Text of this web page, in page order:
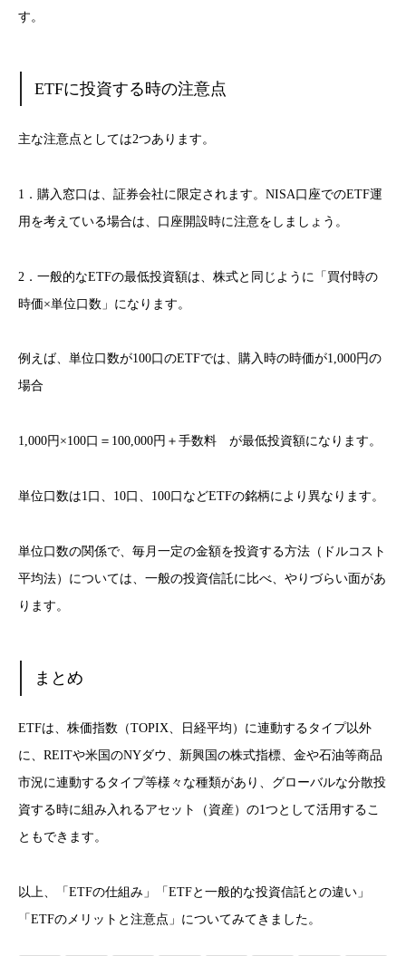
す。
ETFに投資する時の注意点
主な注意点としては2つあります。
1．購入窓口は、証券会社に限定されます。NISA口座でのETF運
用を考えている場合は、口座開設時に注意をしましょう。
2．一般的なETFの最低投資額は、株式と同じように「買付時の
時価×単位口数」になります。
例えば、単位口数が100口のETFでは、購入時の時価が1,000円の
場合
1,000円×100口＝100,000円＋手数料 が最低投資額になります。
単位口数は1口、10口、100口などETFの銘柄により異なります。
単位口数の関係で、毎月一定の金額を投資する方法（ドルコスト
平均法）については、一般の投資信託に比べ、やりづらい面があ
ります。
まとめ
ETFは、株価指数（TOPIX、日経平均）に連動するタイプ以外
に、REITや米国のNYダウ、新興国の株式指標、金や石油等商品
市況に連動するタイプ等様々な種類があり、グローバルな分散投
資する時に組み入れるアセット（資産）の1つとして活用するこ
ともできます。
以上、「ETFの仕組み」「ETFと一般的な投資信託との違い」
「ETFのメリットと注意点」についてみてきました。